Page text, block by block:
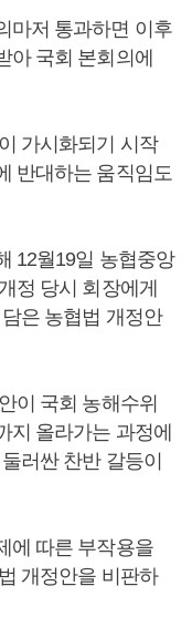
마저 통과하면 이후
아 국회 본회의에
가시화되기 시작
반대하는 움직임도
12월19일 농협중앙
정 당시 회장에게
은 농협법 개정안
이 국회 농해수위
지 올라가는 과정에
러싼 찬반 갈등이
에 따른 부작용을
개정안을 비판하